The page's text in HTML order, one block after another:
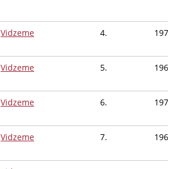
Vidzeme 4. 1970
Vidzeme 5. 1967
Vidzeme 6. 1978
Vidzeme 7. 1964